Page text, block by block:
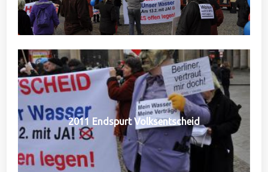
2011 Endspurt Volksentscheid